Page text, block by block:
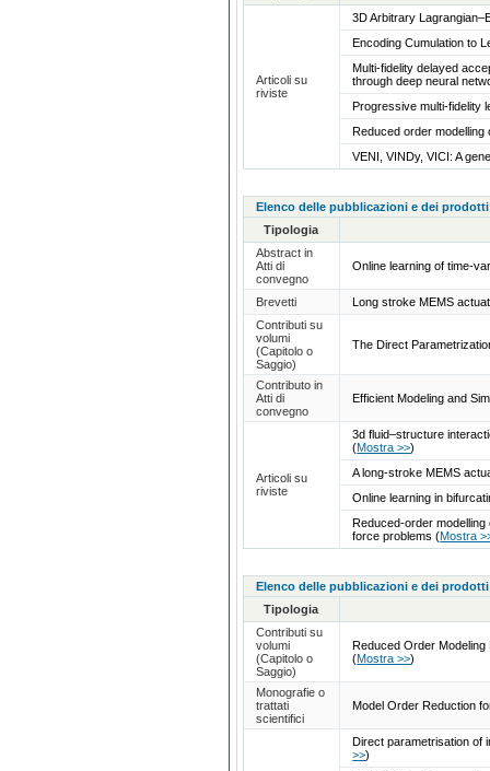
Articoli su
riviste
3D Arbitrary
Encoding Cumulation to
Multi-fidelity delayed
through deep neural
Progressive multi-fidelity
Reduced order
VENI, VINDy, VICI: A
Elenco delle pubblicazioni e dei
Tipologia
Abstract in
Atti di
convegno
Online learning of time-
Brevetti
Long stroke MEMS
Contributi su
volumi
(Capitolo o
Saggio)
The Direct
Contributo in
Atti di
convegno
Efficient Modeling and
Articoli su
riviste
3d fluid–structure
(Mostra >>)
A long-stroke MEMS
Online learning in
Reduced-order
force problems(Mostra
Elenco delle pubblicazioni e dei
Tipologia
Contributi su
volumi
(Capitolo o
Saggio)
Reduced Order
(Mostra >>)
Monografie o
trattati
scientifici
Model Order Reduction
Direct parametrisation of
>>)